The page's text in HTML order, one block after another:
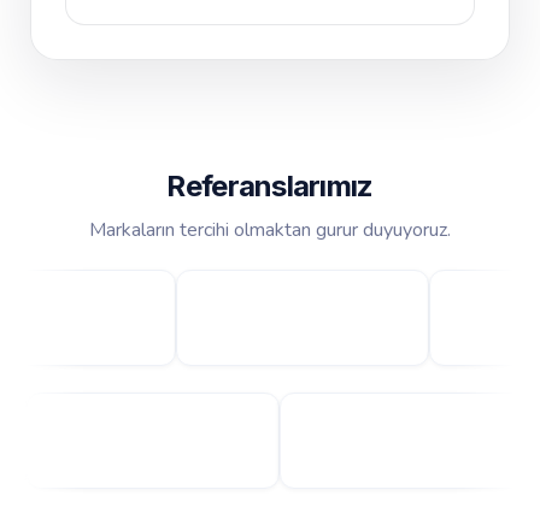
Referanslarımız
Markaların tercihi olmaktan gurur duyuyoruz.